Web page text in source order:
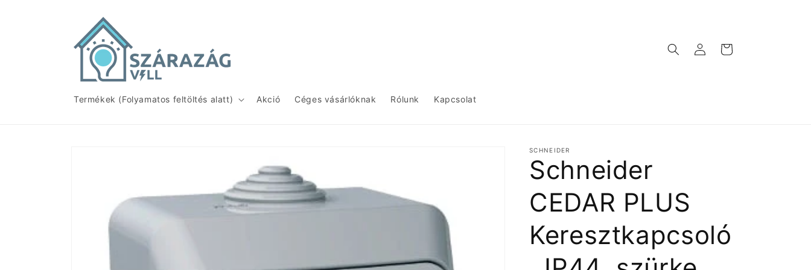
Termékek (Folyamatos feltöltés alatt) Akció Céges vásárlóknak Rólunk Kapcsolat
Bejelentkezés
Kosár
SCHNEIDER
Schneider
CEDAR PLUS
Keresztkapcsoló